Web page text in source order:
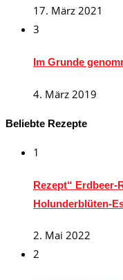
17. März 2021
3
Im Grunde
4. März 2019
Beliebte Rezepte
1
Rezept“ Erdbeer-
Holunderblüten-
2. Mai 2022
2